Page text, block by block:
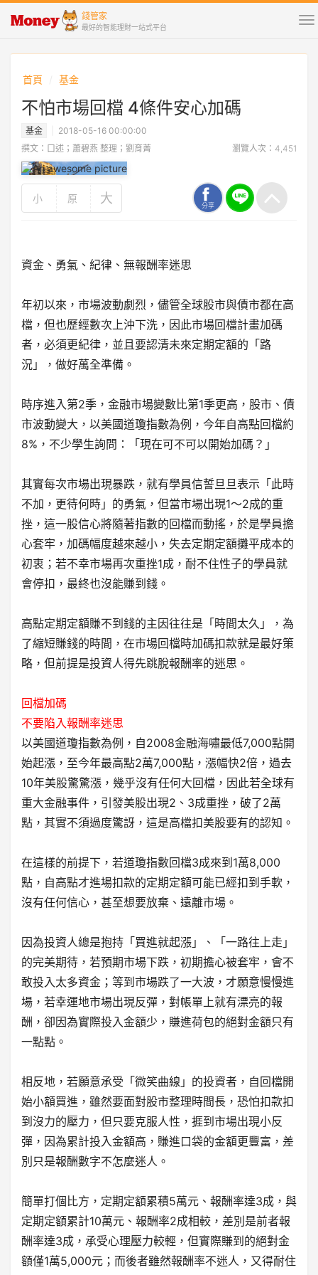
錢管家
最好的智能理財一站式平台
首頁 基金
不怕市場回檔 4條件安心加碼
基金
2018-05-16 00:00:00
撰文：口述；蕭碧燕 整理；劉育菁
瀏覽人次：4,451
小 原 大 分享
資金、勇氣、紀律、無報酬率迷思
年初以來，市場波動劇烈，儘管全球股市與債市都在高
檔，但也歷經數次上沖下洗，因此市場回檔計畫加碼
者，必須更紀律，並且要認清未來定期定額的「路
況」，做好萬全準備。
時序進入第2季，金融市場變數比第1季更高，股市、債
市波動變大，以美國道瓊指數為例，今年自高點回檔約
8%，不少學生詢問：「現在可不可以開始加碼？」
其實每次市場出現暴跌，就有學員信誓旦旦表示「此時
不加，更待何時」的勇氣，但當市場出現1～2成的重
挫，這一股信心將隨著指數的回檔而動搖，於是學員擔
心套牢，加碼幅度越來越小，失去定期定額攤平成本的
初衷；若不幸市場再次重挫1成，耐不住性子的學員就
會停扣，最終也沒能賺到錢。
高點定期定額賺不到錢的主因往往是「時間太久」，為
了縮短賺錢的時間，在市場回檔時加碼扣款就是最好策
略，但前提是投資人得先跳脫報酬率的迷思。
回檔加碼
不要陷入報酬率迷思
以美國道瓊指數為例，自2008金融海嘯最低7,000點開
始起漲，至今年最高點2萬7,000點，漲幅快2倍，過去
10年美股驚驚漲，幾乎沒有任何大回檔，因此若全球有
重大金融事件，引發美股出現2、3成重挫，破了2萬
點，其實不須過度驚訝，這是高檔扣美股要有的認知。
在這樣的前提下，若道瓊指數回檔3成來到1萬8,000
點，自高點才進場扣款的定期定額可能已經扣到手軟，
沒有任何信心，甚至想要放棄、遠離市場。
因為投資人總是抱持「買進就起漲」、「一路往上走」
的完美期待，若預期市場下跌，初期擔心被套牢，會不
敢投入太多資金；等到市場跌了一大波，才願意慢慢進
場，若幸運地市場出現反彈，對帳單上就有漂亮的報
酬，卻因為實際投入金額少，賺進荷包的絕對金額只有
一點點。
相反地，若願意承受「微笑曲線」的投資者，自回檔開
始小額買進，雖然要面對股市整理時間長，恐怕扣款扣
到沒力的壓力，但只要克服人性，捱到市場出現小反
彈，因為累計投入金額高，賺進口袋的金額更豐富，差
別只是報酬數字不怎麼迷人。
簡單打個比方，定期定額累積5萬元、報酬率達3成，與
定期定額累計10萬元、報酬率2成相較，差別是前者報
酬率達3成，承受心理壓力較輕，但實際賺到的絕對金
額僅1萬5,000元；而後者雖然報酬率不迷人，又得耐住